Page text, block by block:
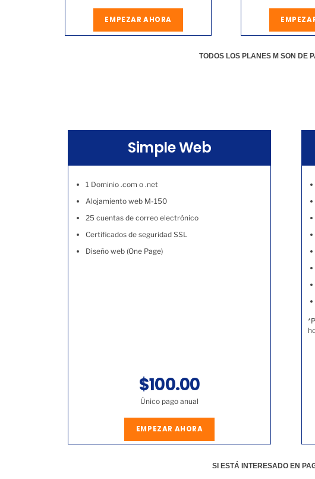
EMPEZAR AHORA
TODOS LOS PLANES M SON DE
Simple Web
1 Dominio .com o .net
Alojamiento web M-150
25 cuentas de correo electrónico
Certificados de seguridad SSL
Diseño web (One Page)
$100.00
Único pago anual
EMPEZAR AHORA
SI ESTÁ INTERESADO EN